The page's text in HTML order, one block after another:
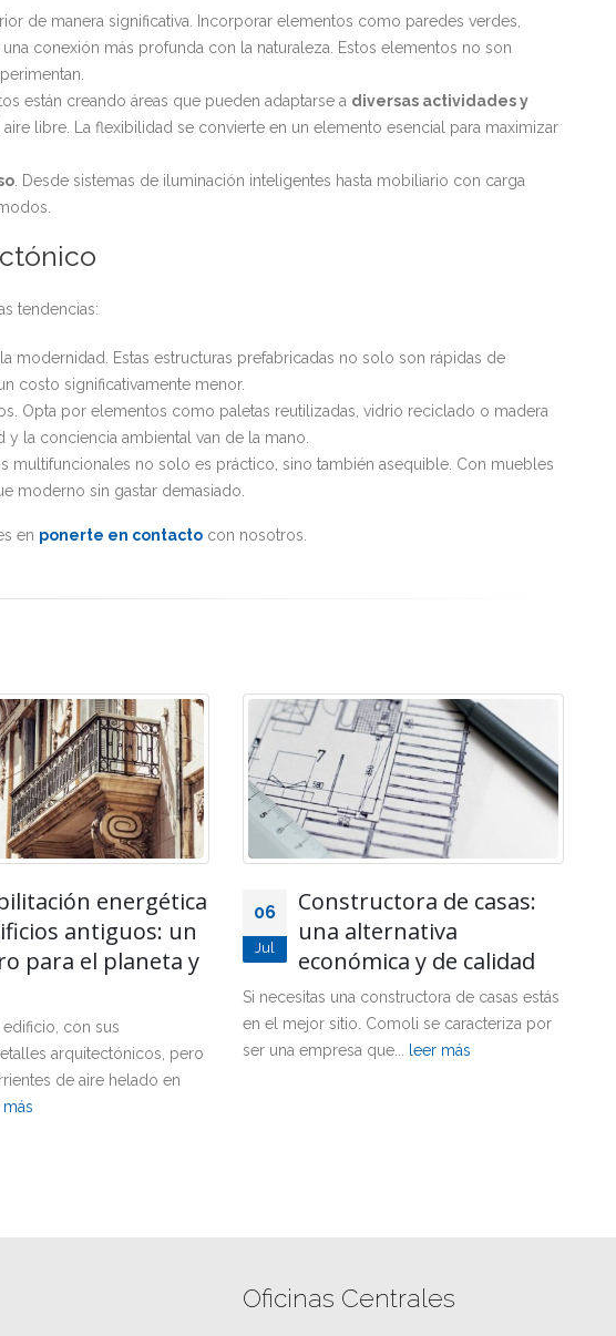
de manera significativa. Incorporar elementos como paredes verdes,
conexión más profunda con la naturaleza. Estos elementos no son
están creando áreas que pueden adaptarse a diversas actividades y
libre. La flexibilidad se convierte en un elemento esencial para maximizar
. Desde sistemas de iluminación inteligentes hasta mobiliario con carga
tendencias:
modernidad. Estas estructuras prefabricadas no solo son rápidas de
costo significativamente menor.
Opta por elementos como paletas reutilizadas, vidrio reciclado o madera
la conciencia ambiental van de la mano.
multifuncionales no solo es práctico, sino también asequible. Con muebles
moderno sin gastar demasiado.
en ponerte en contacto con nosotros.
de casas:
y de calidad
constructora de casas estás
Comoli se caracteriza por
que...leer más
23
Jul
¿Sabes cuáles son las
funciones de una oficina
técnica? Asesoramiento
completo en gestión de obra.
Toca ponerse manos a la obra y nunca
mejor dicho. Tienes ante ti un proyecto
Oficinas Centrales